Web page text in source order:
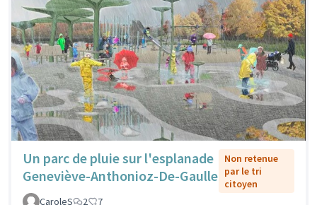
Un parc de pluie sur l'esplanade
Geneviève-Anthonioz-De-Gaulle
Non retenue
par le tri
citoyen
CaroleS
2 7